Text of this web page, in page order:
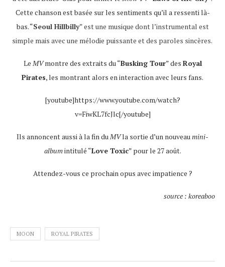
Cette chanson est basée sur les sentiments qu’il a ressenti là-
bas. “Seoul Hillbilly” est une musique dont l’instrumental est
simple mais avec une mélodie puissante et des paroles sincères.
Le MVmontre des extraits du “Busking Tour” des Royal
Pirates, les montrant alors en interaction avec leurs fans.
[youtube]https://www.youtube.com/watch?
v=FiwKL7fcJlc[/youtube]
Ils annoncent aussi à la fin duMVla sortie d’un nouveaumini-
albumintitulé “Love Toxic” pour le 27 août.
Attendez-vous ce prochain opus avec impatience ?
source : koreaboo
MOON ROYAL PIRATES